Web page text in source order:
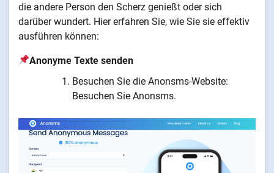
die andere Person den Scherz genießt oder sich
darüber wundert. Hier erfahren Sie, wie Sie sie effektiv
ausführen können:
Anonyme Texte senden
Besuchen Sie die Anonsms-Website:
Besuchen Sie Anonsms.